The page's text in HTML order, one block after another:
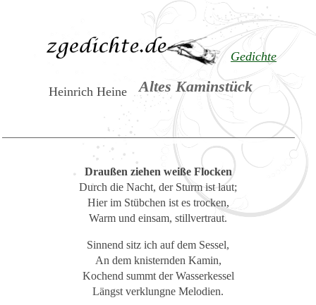
Gedichte
Altes Kaminstück
Heinrich Heine
Draußen ziehen weiße Flocken
Durch die Nacht, der Sturm ist laut;
Hier im Stübchen ist es trocken,
Warm und einsam, stillvertraut.
Sinnend sitz ich auf dem Sessel,
An dem knisternden Kamin,
Kochend summt der Wasserkessel
Längst verklungne Melodien.